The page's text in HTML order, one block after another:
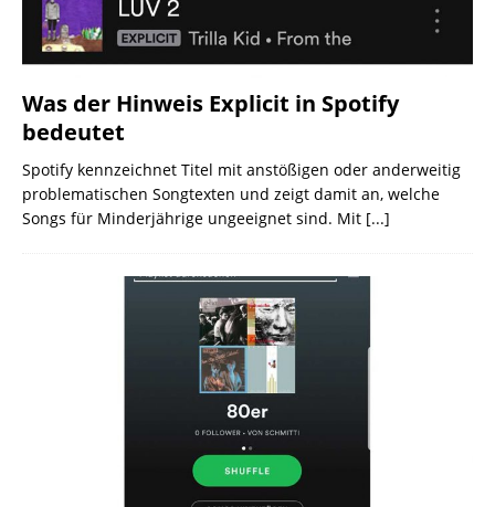
Was der Hinweis Explicit in Spotify
bedeutet
Spotify kennzeichnet Titel mit anstößigen oder anderweitig
problematischen Songtexten und zeigt damit an, welche
Songs für Minderjährige ungeeignet sind. Mit [...]